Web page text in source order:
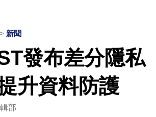
新聞
發布差分隱私
升資料防護
部